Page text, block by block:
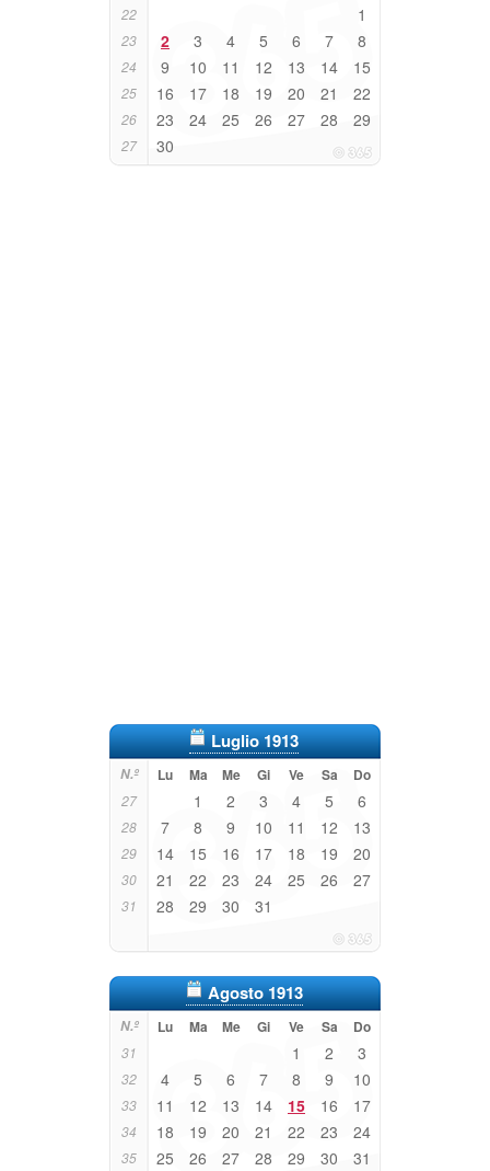
22 1
23 2 3 4 5 6 7 8
24 9 10 11 12 13 14 15
25 16 17 18 19 20 21 22
26 23 24 25 26 27 28 29
27 30
Luglio 1913
N.º Lu Ma Me Gi Ve Sa Do
27 1 2 3 4 5 6
28 7 8 9 10 11 12 13
29 14 15 16 17 18 19 20
30 21 22 23 24 25 26 27
31 28 29 30 31
Agosto 1913
N.º Lu Ma Me Gi Ve Sa Do
31 1 2 3
32 4 5 6 7 8 9 10
33 11 12 13 14 15 16 17
34 18 19 20 21 22 23 24
35 25 26 27 28 29 30 31